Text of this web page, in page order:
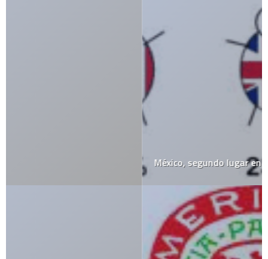
México, segundo lugar en obesidad